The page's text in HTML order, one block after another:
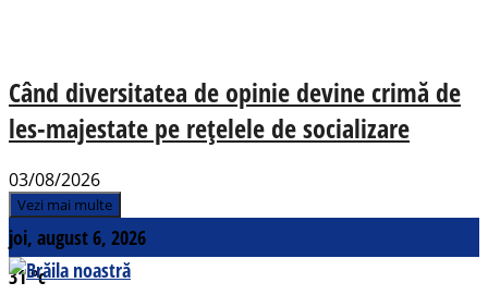
Când diversitatea de opinie devine crimă de
les-majestate pe rețelele de socializare
03/08/2026
Vezi mai multe
joi, august 6, 2026
31°c